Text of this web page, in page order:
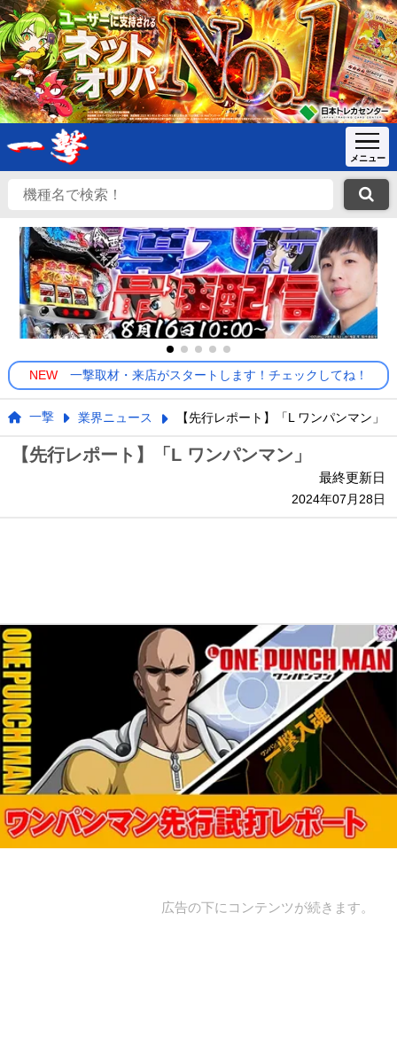
NEW 一撃取材・来店がスタートします！チェックしてね！
一撃 業界ニュース 【先行レポート】「L ワンパンマン」
【先行レポート】「L ワンパンマン」
最終更新日
2024年07月28日
広告の下にコンテンツが続きます。